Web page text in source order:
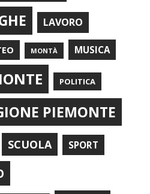
LAVORO
MONTÀ MUSICA
POLITICA
PIEMONTE
SCUOLA SPORT